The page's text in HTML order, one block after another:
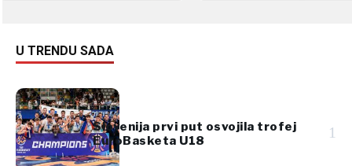
U TRENDU SADA
Slovenija prvi put osvojila trofej
EuroBasketa U18
1